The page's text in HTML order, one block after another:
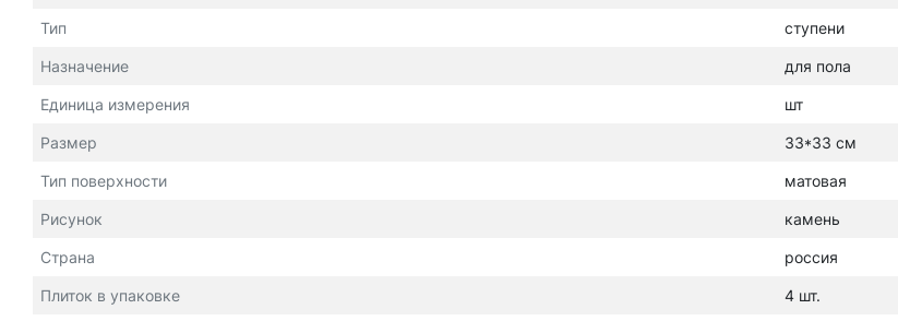
Тип ступени
Назначение для пола
Единица измерения шт
Размер 33*33 см
Тип поверхности матовая
Рисунок камень
Страна россия
Плиток в упаковке 4 шт.